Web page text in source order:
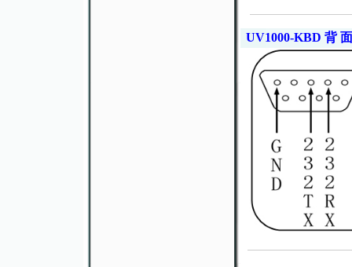
UV1000-KBD 背